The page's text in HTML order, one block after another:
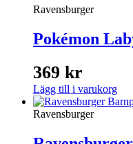
Ravensburger
Pokémon
369 kr
Lägg till i varukorg
Ravensburger